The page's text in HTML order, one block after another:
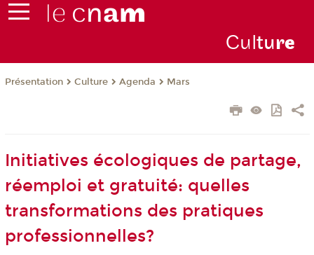
Culture
Présentation Culture Agenda Mars
Initiatives écologiques de partage,
réemploi et gratuité: quelles
transformations des pratiques
professionnelles?